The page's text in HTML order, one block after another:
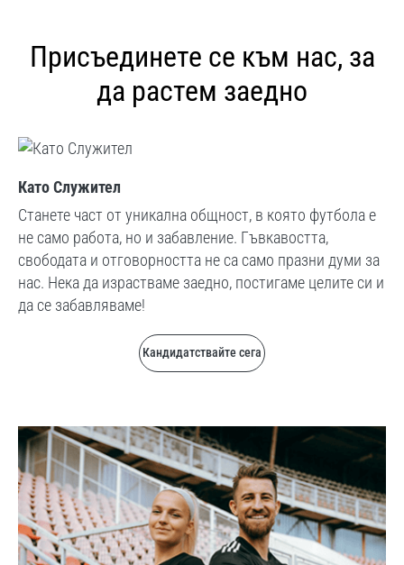
Присъединете се към нас, за
да растем заедно
Като Служител
Станете част от уникална общност, в която футбола е
не само работа, но и забавление. Гъвкавостта,
свободата и отговорността не са само празни думи за
нас. Нека да израстваме заедно, постигаме целите си и
да се забавляваме!
Кандидатствайте сега